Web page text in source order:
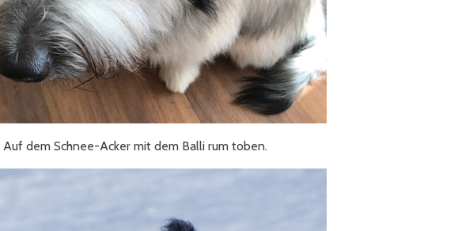
Auf dem Schnee-Acker mit dem Balli rum toben.